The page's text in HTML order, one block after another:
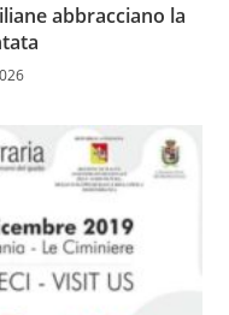
abbracciano la